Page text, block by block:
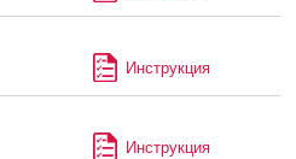
Инструкция
Инструкция